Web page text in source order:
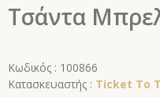
Τσάντα
Κωδικός : 100866
Κατασκευαστής : Ticket To